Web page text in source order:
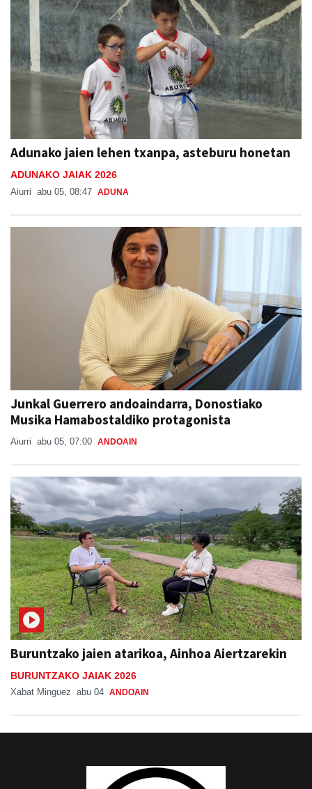
Adunako jaien lehen txanpa, asteburu honetan
ADUNAKO JAIAK 2026
Aiurri abu 05, 08:47 ADUNA
Junkal Guerrero andoaindarra, Donostiako
Musika Hamabostaldiko protagonista
Aiurri abu 05, 07:00 ANDOAIN
Buruntzako jaien atarikoa, Ainhoa Aiertzarekin
BURUNTZAKO JAIAK 2026
Xabat Minguez abu 04 ANDOAIN